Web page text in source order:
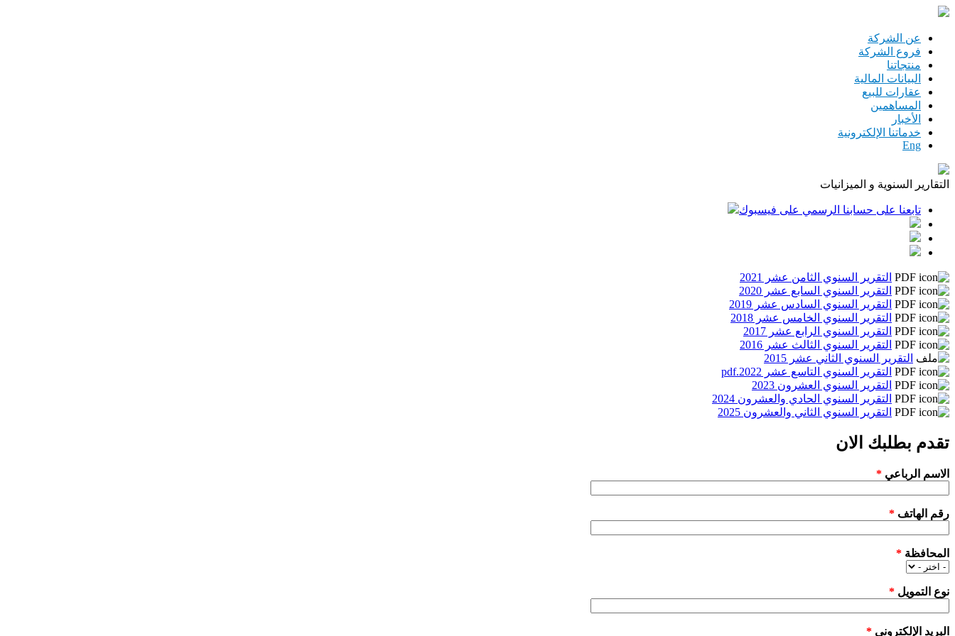
تجاوز إلى المحتوى الرئيسي
عن الشركة
فروع الشركة
منتجاتنا
البيانات المالية
عقارات للبيع
المساهمين
الأخبار
خدماتنا الإلكترونية
Eng
التقارير السنوية و الميزانيات
تابعنا على حسابنا الرسمي على فيسبوك
التقرير السنوي الثامن عشر 2021
التقرير السنوي السابع عشر 2020
التقرير السنوي السادس عشر 2019
التقرير السنوي الخامس عشر 2018
التقرير السنوي الرابع عشر 2017
التقرير السنوي الثالث عشر 2016
التقرير السنوي الثاني عشر 2015
التقرير السنوي التاسع عشر 2022.pdf
التقرير السنوي العشرون 2023
التقرير السنوي الحادي والعشرون 2024
التقرير السنوي الثاني والعشرون 2025
تقدم بطلبك الان
‏الاسم الرباعي ‏ *
‏رقم الهاتف ‏ *
‏المحافظة ‏ *
‏نوع التمويل ‏ *
‏البريد الإلكتروني ‏ *